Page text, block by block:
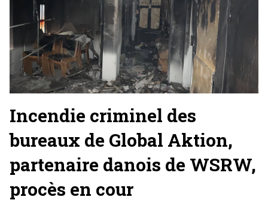
Incendie criminel des
bureaux de Global Aktion,
partenaire danois de WSRW,
procès en cour